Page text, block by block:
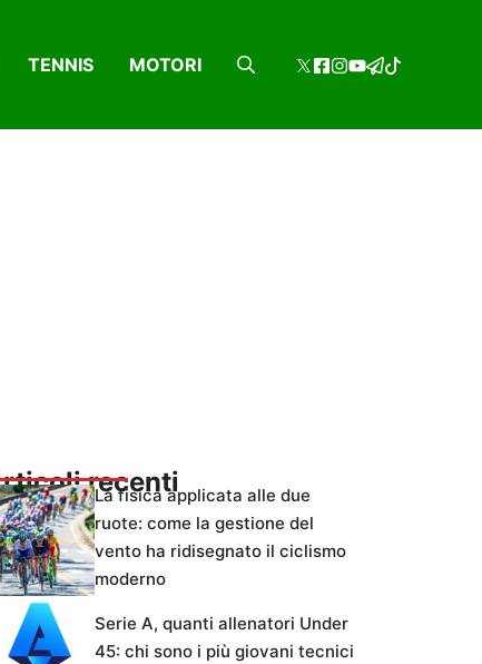
TENNIS MOTORI
recenti
La fisica applicata alle due
ruote: come la gestione del
vento ha ridisegnato il ciclismo
moderno
Serie A, quanti allenatori Under
45: chi sono i più giovani tecnici